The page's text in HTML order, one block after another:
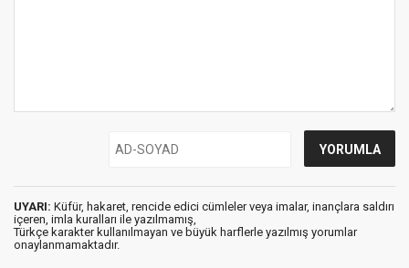
UYARI: Küfür, hakaret, rencide edici cümleler veya imalar, inançlara saldırı
içeren, imla kuralları ile yazılmamış,
Türkçe karakter kullanılmayan ve büyük harflerle yazılmış yorumlar
onaylanmamaktadır.